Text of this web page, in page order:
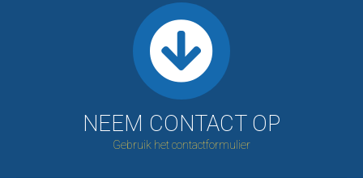
NEEM CONTACT OP
Gebruik het contactformulier